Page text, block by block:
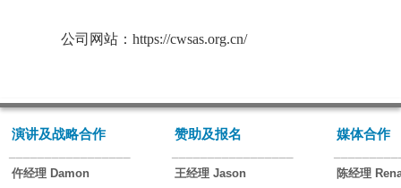
公司网站： https://cwsas.org.cn/
演讲及战略合作 赞助及报名 媒体合作
仵经理 Damon
王经理 Jason
陈经理